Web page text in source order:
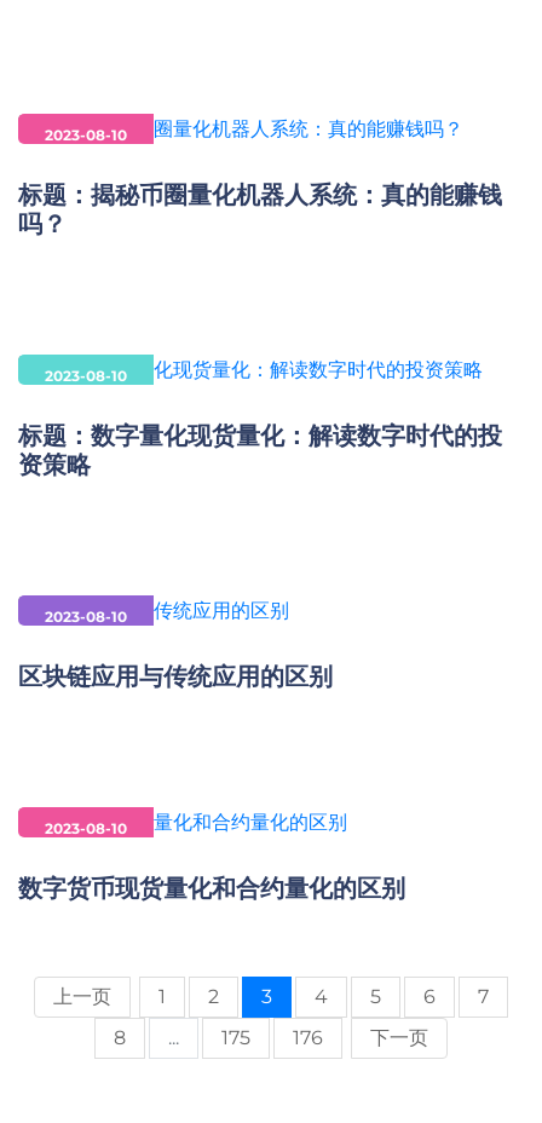
2023-08-10
标题：揭秘币圈量化机器人系统：真的能赚钱
吗？
2023-08-10
标题：数字量化现货量化：解读数字时代的投
资策略
2023-08-10
区块链应用与传统应用的区别
2023-08-10
数字货币现货量化和合约量化的区别
上一页 1 2 3 4 5 6
7
8
... 175 176 下一页